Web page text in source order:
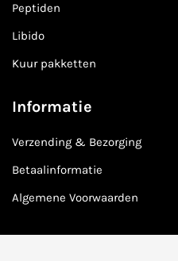
Peptiden
Libido
Kuur pakketten
Informatie
Verzending & Bezorging
Betaalinformatie
Algemene Voorwaarden